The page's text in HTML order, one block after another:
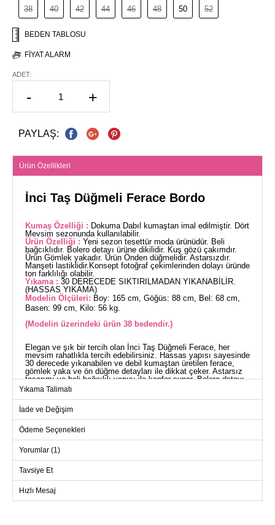
38 40 42 44 46 48 50 52
BEDEN TABLOSU
FIYAT ALARM
ADET:
- +
PAYLAŞ:
Ürün Özellikleri
İnci Taş Düğmeli Ferace Bordo
Kumaş Özelliği : Dokuma Dabıl kumaştan imal edilmiştir. Dört
Mevsim sezonunda kullanılabilir.
Ürün Özelliği : Yeni sezon tesettür moda ürünüdür. Beli
bağcıklıdır. Bolero detayı ürüne dikilidir. Kuş gözü çakımdır.
Ürün Gömlek yakadır. Ürün Önden düğmelidir. Astarsızdır.
Manşeti lastiklidir.Konsept fotoğraf çekimlerinden dolayı üründe
ton farklılığı olabilir.
Yıkama : 30 DERECEDE SIKTIRILMADAN YIKANABİLİR.
(HASSAS YIKAMA)
Modelin Ölçüleri: Boy: 165 cm, Göğüs: 88 cm, Bel: 68 cm,
Basen: 99 cm, Kilo: 56 kg.
(Modelin üzerindeki ürün 38 bedendir.)
Elegan ve şık bir tercih olan İnci Taş Düğmeli Ferace, her
mevsim rahatlıkla tercih edebilirsiniz. Hassas yapısı sayesinde
30 derecede yıkanabilen ve debil kumaştan üretilen ferace,
gömlek yaka ve ön düğme detayları ile dikkat çeker. Astarsız
tasarımı ve beli bağcıklı yapısı ile konfor sunar. Bolero detayı
ve manşetleri lastikli olan bu ferace, kuş gözü çakımlar ile
Beden
38
98 90
139
40
102 94
139
Yıkama Talimatı
İade ve Değişim
Ödeme Seçenekleri
Yorumlar (1)
Tavsiye Et
Hızlı Mesaj